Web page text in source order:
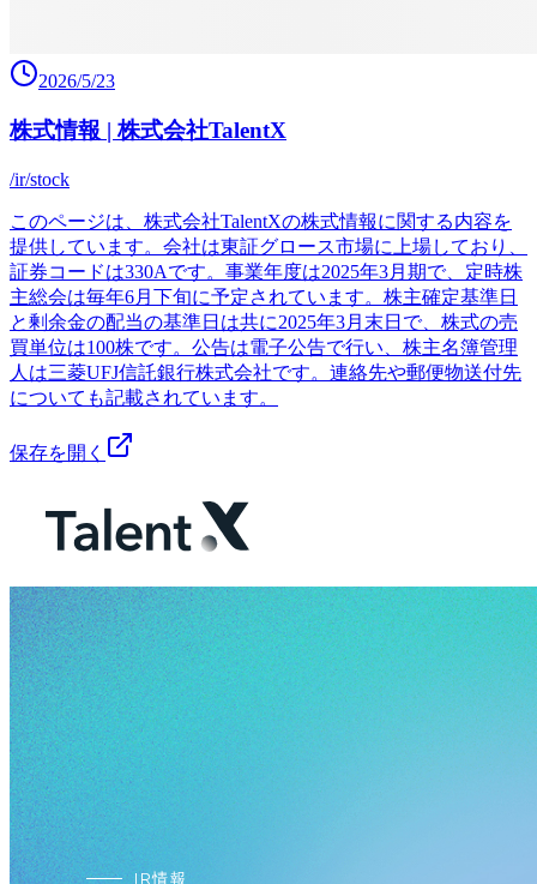
2026/5/23
株式情報 | 株式会社TalentX
/ir/stock
このページは、株式会社TalentXの株式情報に関する内容を
提供しています。会社は東証グロース市場に上場しており、
証券コードは330Aです。事業年度は2025年3月期で、定時株
主総会は毎年6月下旬に予定されています。株主確定基準日
と剰余金の配当の基準日は共に2025年3月末日で、株式の売
買単位は100株です。公告は電子公告で行い、株主名簿管理
人は三菱UFJ信託銀行株式会社です。連絡先や郵便物送付先
についても記載されています。
保存を開く